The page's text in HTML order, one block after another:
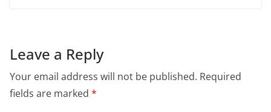
Leave a Reply
Your email address will not be published. Required
fields are marked *